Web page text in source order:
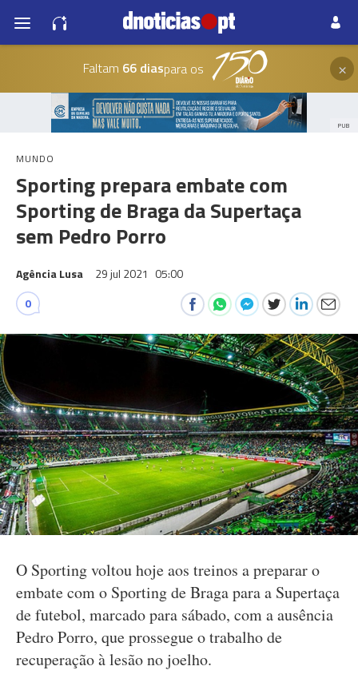
Faltam 66 diaspara os ×
PUB
MUNDO
Sporting prepara embate com
Sporting de Braga da Supertaça
sem Pedro Porro
Agência Lusa 29 jul 2021 05:00
0
O Sporting voltou hoje aos treinos a preparar o
embate com o Sporting de Braga para a Supertaça
de futebol, marcado para sábado, com a ausência
Pedro Porro, que prossegue o trabalho de
recuperação à lesão no joelho.